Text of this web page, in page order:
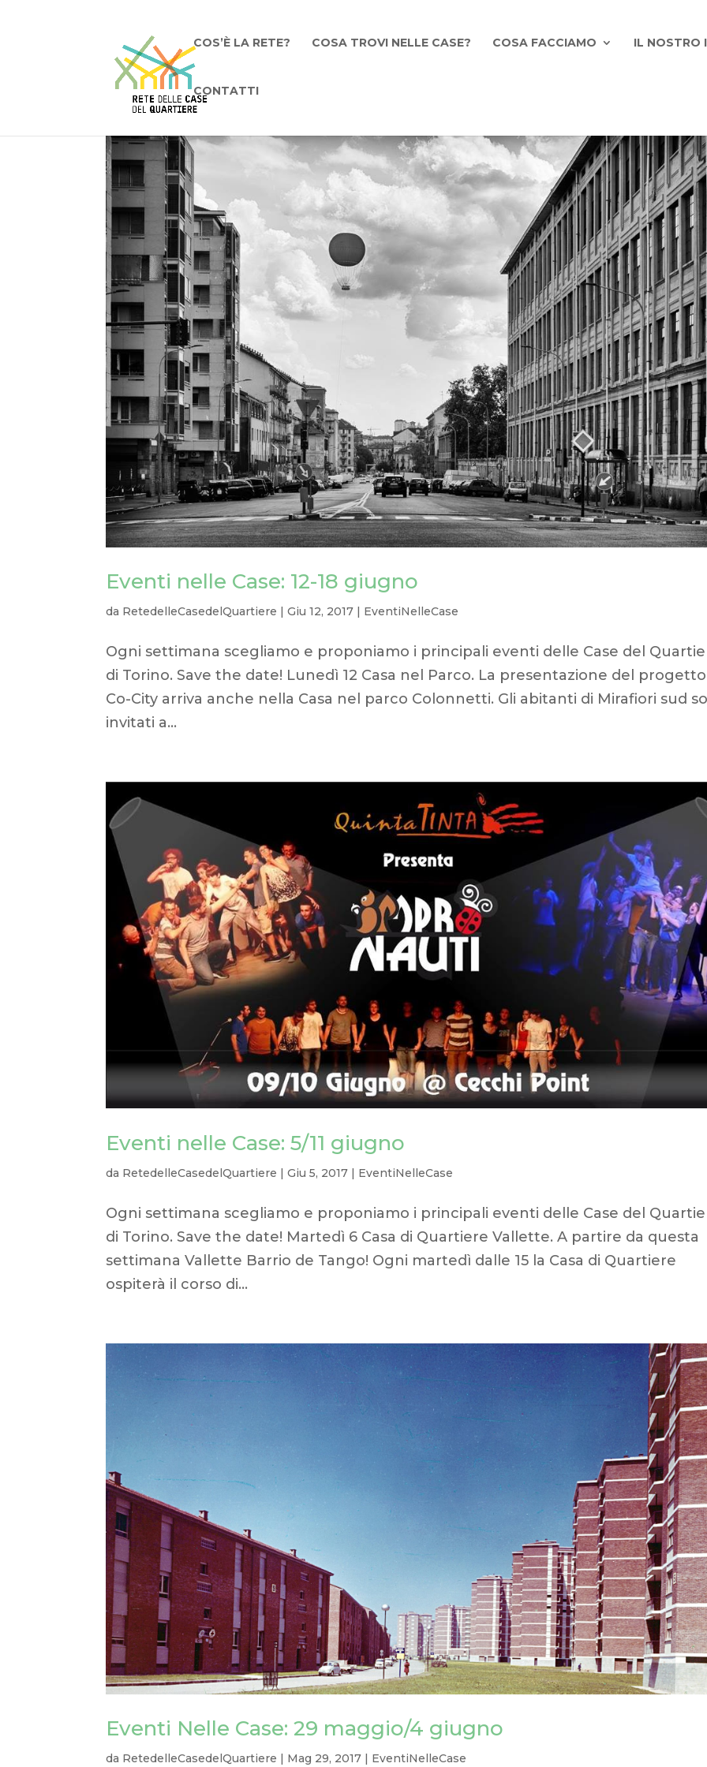
COS’È LA RETE? COSA TROVI NELLE CASE? COSA FACCIAMO IL NOSTRO
CONTATTI
Eventi nelle Case: 12-18 giugno
da RetedelleCasedelQuartiere |Giu 12, 2017 | EventiNelleCase
Ogni settimana scegliamo e proponiamo i principali eventi delle Case del
di Torino. Save the date! Lunedì 12 Casa nel Parco. La presentazione del progetto
Co-City arriva anche nella Casa nel parco Colonnetti. Gli abitanti di Mirafiori sud
invitati a...
Eventi nelle Case: 5/11 giugno
da RetedelleCasedelQuartiere |Giu 5, 2017 | EventiNelleCase
Ogni settimana scegliamo e proponiamo i principali eventi delle Case del
di Torino. Save the date! Martedì 6 Casa di Quartiere Vallette. A partire da questa
settimana Vallette Barrio de Tango! Ogni martedì dalle 15 la Casa di Quartiere
ospiterà il corso di...
Eventi Nelle Case: 29 maggio/4 giugno
da RetedelleCasedelQuartiere | Mag 29, 2017 | EventiNelleCase